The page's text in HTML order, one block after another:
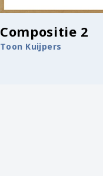
Compositie 2
Toon Kuijpers